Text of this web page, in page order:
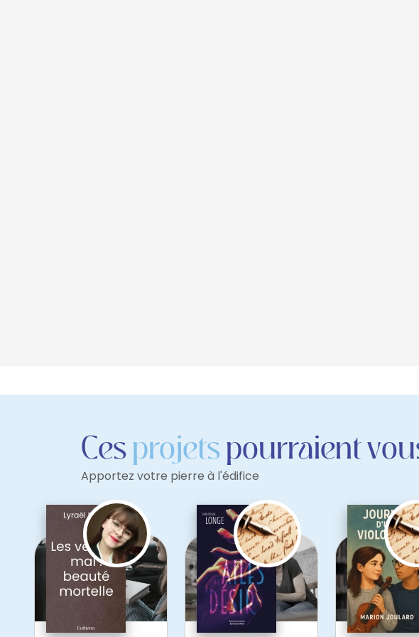
Cesprojetspourraient
Apportez votre pierre à l'édifice